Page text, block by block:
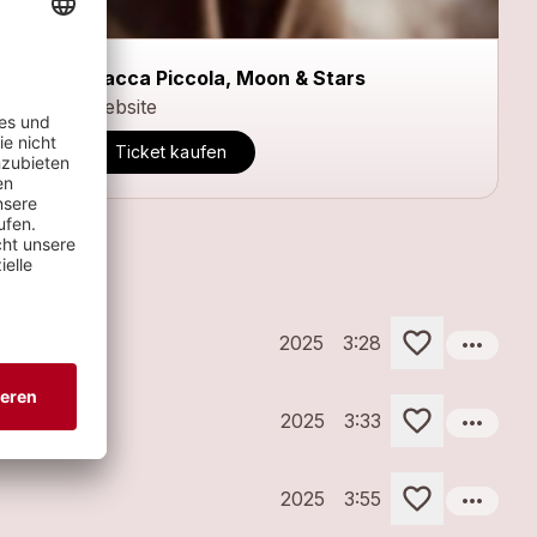
Piacca Piccola, Moon & Stars
Website
Ticket kaufen
2025 3:28 more_horiz
2025 3:33 more_horiz
2025 3:55 more_horiz